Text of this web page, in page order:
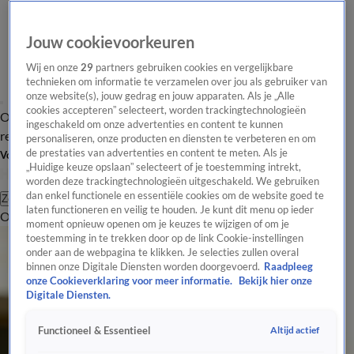
Overzicht Laatste nieuws Regionieuws Het beste van Hart
Tip de
redactie
Volg Hart van Nederland
Zoeken
OverzichtRegioUitzendingenWeerTip de redactiePanelVideo's
Jouw cookievoorkeuren
Wij en onze29 partners gebruiken cookies en vergelijkbare
technieken om informatie te verzamelen over jou als gebruiker van
onze website(s), jouw gedrag en jouw apparaten. Als je „Alle
cookies accepteren” selecteert, worden trackingtechnologieën
ingeschakeld om onze advertenties en content te kunnen
personaliseren, onze producten en diensten te verbeteren en om
de prestaties van advertenties en content te meten. Als je
„Huidige keuze opslaan” selecteert of je toestemming intrekt,
worden deze trackingtechnologieën uitgeschakeld. We gebruiken
dan enkel functionele en essentiële cookies om de website goed te
laten functioneren en veilig te houden. Je kunt dit menu op ieder
moment opnieuw openen om je keuzes te wijzigen of om je
toestemming in te trekken door op de link Cookie-instellingen
onder aan de webpagina te klikken. Je selecties zullen overal
binnen onze Digitale Diensten worden doorgevoerd. Raadpleeg
onze Cookieverklaring voor meer informatie.
Bekijk hier onze
Digitale Diensten.
Functioneel & Essentieel Altijd actief